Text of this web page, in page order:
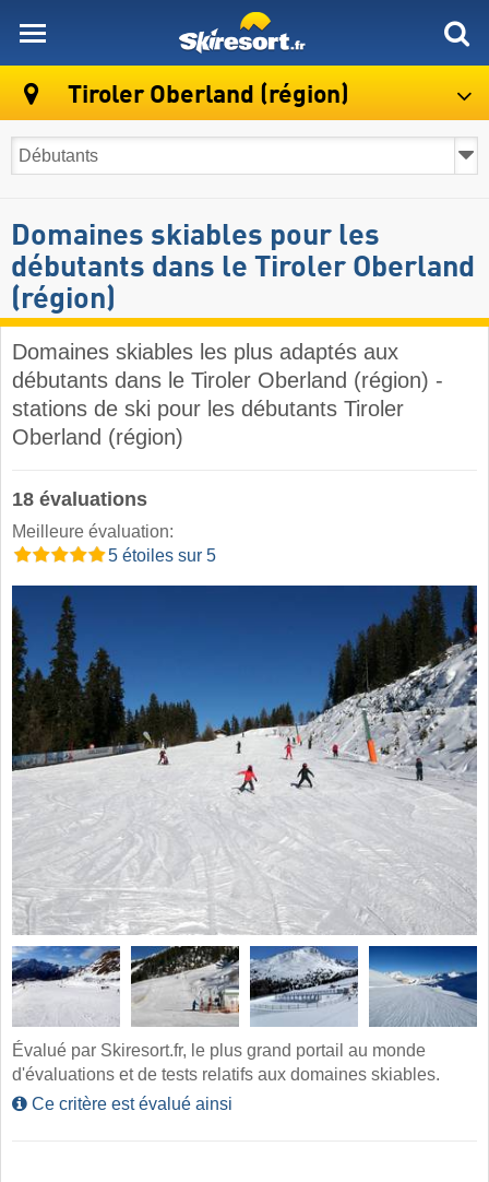
Tiroler Oberland (région)
Domaines skiables pour les
débutants dans le Tiroler Oberland
(région)
Domaines skiables les plus adaptés aux
débutants dans le Tiroler Oberland (région) -
stations de ski pour les débutants Tiroler
Oberland (région)
18 évaluations
Meilleure évaluation:
5 étoiles sur 5
Évalué par Skiresort.fr, le plus grand portail au monde
d'évaluations et de tests relatifs aux domaines skiables.
Ce critère est évalué ainsi